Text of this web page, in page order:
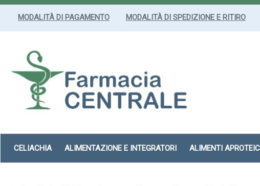
Passa
MODALITÀ DI PAGAMENTO MODALITÀ DI SPEDIZIONE E RITIRO
CELIACHIA ALIMENTAZIONE E INTEGRATORI ALIMENTI